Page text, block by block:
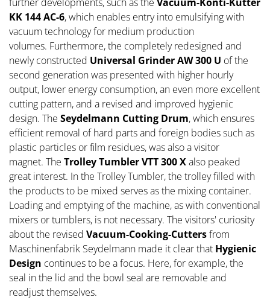
further developments, such as the Vacuum-Konti-Kutter
KK 144 AC-6, which enables entry into emulsifying with
vacuum technology for medium production
volumes. Furthermore, the completely redesigned and
newly constructed Universal GrinderAW 300 U of the
second generation was presented with higher hourly
output, lower energy consumption, an even more excellent
cutting pattern, and a revised and improved hygienic
design. The Seydelmann Cutting Drum, which ensures
efficient removal of hard parts and foreign bodies such as
plastic particles or film residues, was also a visitor
magnet. The Trolley TumblerVTT 300 Xalso peaked
great interest. In the Trolley Tumbler, the trolley filled with
the products to be mixed serves as the mixing container.
Loading and emptying of the machine, as with conventional
mixers or tumblers, is not necessary. The visitors' curiosity
about the revised Vacuum-Cooking-Cuttersfrom
Maschinenfabrik Seydelmann made it clear that Hygienic
Design continues to be a focus. Here, for example, the
seal in the lid and the bowl seal are removable and
readjust themselves.